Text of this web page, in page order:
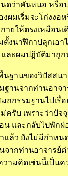
ดว่าคันหนอ หรือ
ผมเริ่มจะโก่งงอ
ายให้ตรงเหมือน
งนาฬิกาปลุกเอา
ละผมปฏิบัติมาถูก
นฐานของวิปัสสน
านจากท่านอาจ
กรรมฐานไปเรื่อ
รับ เพราะว่าปัจ
น และกลับไปพัก
ล้ว ยังไม่มีกำหน
ากท่านอาจารย์ต่
ามคิดเช่นนี้เป็น